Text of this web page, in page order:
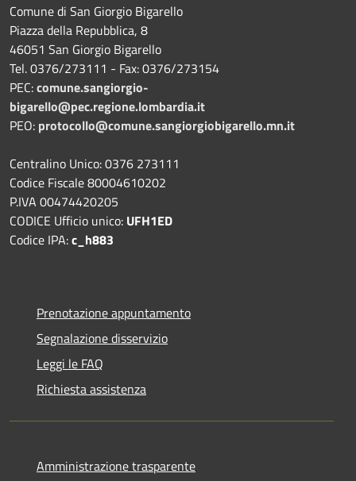
Comune di San Giorgio Bigarello
Piazza della Repubblica, 8
46051 San Giorgio Bigarello
Tel. 0376/273111 - Fax: 0376/273154
PEC:comune.sangiorgio-
bigarello@pec.regione.lombardia.it
PEO: protocollo@comune.sangiorgiobigarello.mn.it
Centralino Unico: 0376 273111
Codice Fiscale 80004610202
P.IVA 00474420205
CODICE Ufficio unico: UFH1ED
Codice IPA:c_h883
Prenotazione appuntamento
Segnalazione disservizio
Leggi le FAQ
Richiesta assistenza
Amministrazione trasparente